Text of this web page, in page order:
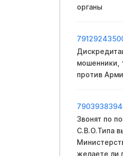
opганы
мошенники,
против
Звонят по
C.B.O.Типа
желаете ли